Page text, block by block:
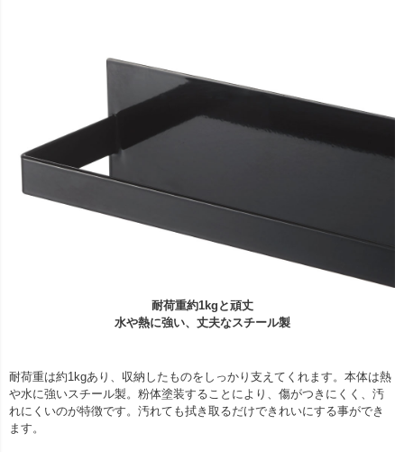
耐荷重約1kgと頑丈
水や熱に強い、丈夫なスチール製
耐荷重は約1kgあり、収納したものをしっかり支えてくれます。本体は熱
や水に強いスチール製。粉体塗装することにより、傷がつきにくく、汚
れにくいのが特徴です。汚れても拭き取るだけできれいにする事ができ
ます。